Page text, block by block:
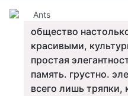
Ants
общество
красивыми,
простая
память. грустно.
всего лишь тряпки,